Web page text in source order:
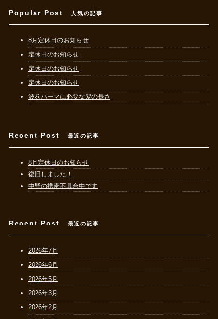
Popular Post 人気の記事
8月定休日のお知らせ
定休日のお知らせ
定休日のお知らせ
定休日のお知らせ
波巻パーマに必要な髪の長さ
Recent Post 最近の記事
8月定休日のお知らせ
復旧しました！
中野の携帯不具合中です
Recent Post 最近の記事
2026年7月
2026年6月
2026年5月
2026年3月
2026年2月